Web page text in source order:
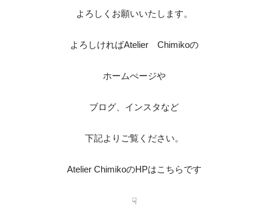
よろしくお願いいたします。
よろしければAtelier Chimikoの
ホームぺージや
ブログ、インスタなど
下記よりご覧ください。
Atelier ChimikoのHPはこちらです
☟